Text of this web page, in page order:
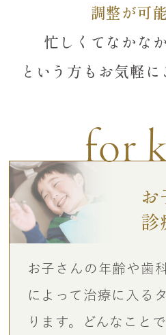
調整が可能
忙しくてなかな
という方も お気軽に
for
お
診
お子さんの年齢や歯
によって治療に入る
ります。 どんなこと